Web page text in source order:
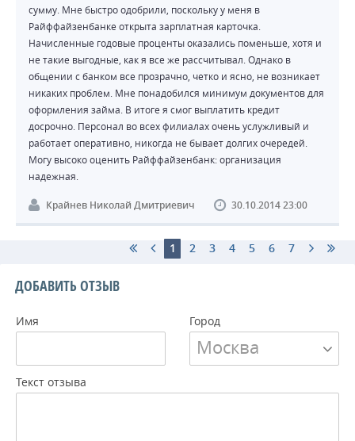
сумму. Мне быстро одобрили, поскольку у меня в
Райффайзенбанке открыта зарплатная карточка.
Начисленные годовые проценты оказались поменьше, хотя и
не такие выгодные, как я все же рассчитывал. Однако в
общении с банком все прозрачно, четко и ясно, не возникает
никаких проблем. Мне понадобился минимум документов для
оформления займа. В итоге я смог выплатить кредит
досрочно. Персонал во всех филиалах очень услужливый и
работает оперативно, никогда не бывает долгих очередей.
Могу высоко оценить Райффайзенбанк: организация
надежная.
Крайнев Николай Дмитриевич 30.10.2014 23:00
1 2 3 4 5 6 7
ДОБАВИТЬ ОТЗЫВ
Имя Город
Москва
Текст отзыва